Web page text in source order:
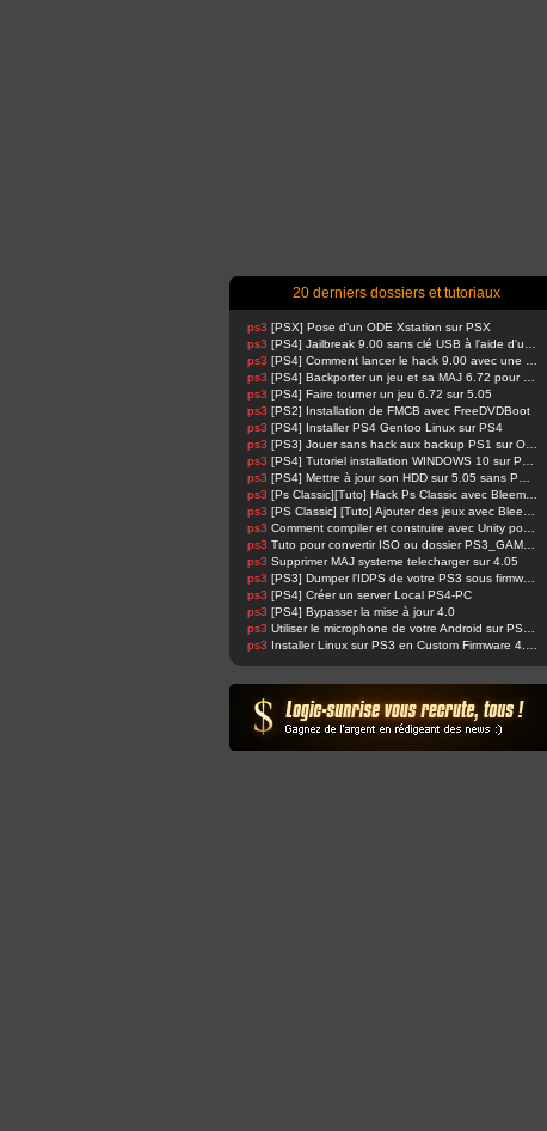
20 derniers dossiers et tutoriaux
ps3 [PSX] Pose d'un ODE Xstation sur PSX
ps3
ps3
ps3
ps3 [PS4] Faire tourner un jeu 6.72 sur 5.05
ps3 [PS2] Installation de FMCB avec FreeDVDBoot
ps3 [PS4] Installer PS4 Gentoo Linux sur PS4
ps3
ps3
ps3
ps3
ps3
ps3
ps3
ps3 Supprimer MAJ systeme telecharger sur 4.05
ps3
ps3 [PS4] Créer un server Local PS4-PC
ps3 [PS4] Bypasser la mise à jour 4.0
ps3
ps3